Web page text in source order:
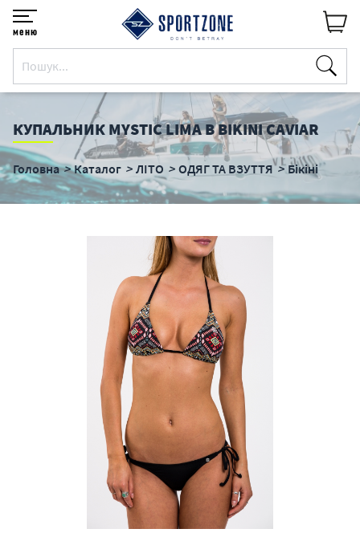
меню
КУПАЛЬНИК MYSTIC LIMA B BIKINI CAVIAR
Головна Каталог ЛІТО ОДЯГ ТА ВЗУТТЯ Бікіні